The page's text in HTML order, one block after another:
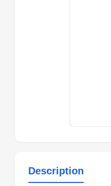
Description